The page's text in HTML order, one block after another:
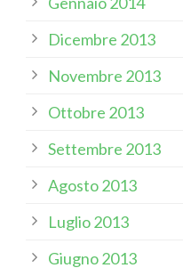
Dicembre 2013
Novembre 2013
Ottobre 2013
Settembre 2013
Agosto 2013
Luglio 2013
Giugno 2013